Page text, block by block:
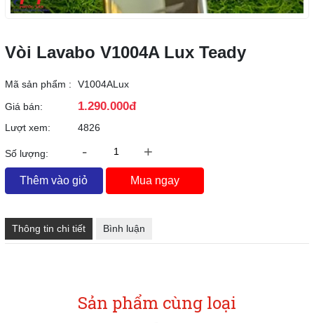
Vòi Lavabo V1004A Lux Teady
Mã sản phẩm :
V1004ALux
Giá bán:
1.290.000đ
Lượt xem: 4826
Số lượng: - +
Thêm vào giỏ Mua ngay
Thông tin chi tiết Bình luận
Sản phẩm cùng loại